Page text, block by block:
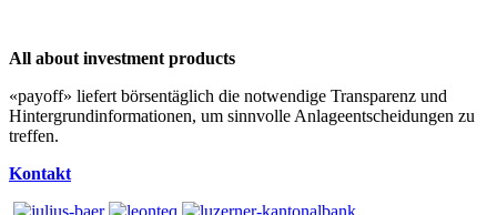
All about investment products
«payoff» liefert börsentäglich die notwendige Transparenz und
Hintergrundinformationen, um sinnvolle Anlageentscheidungen zu
treffen.
Kontakt